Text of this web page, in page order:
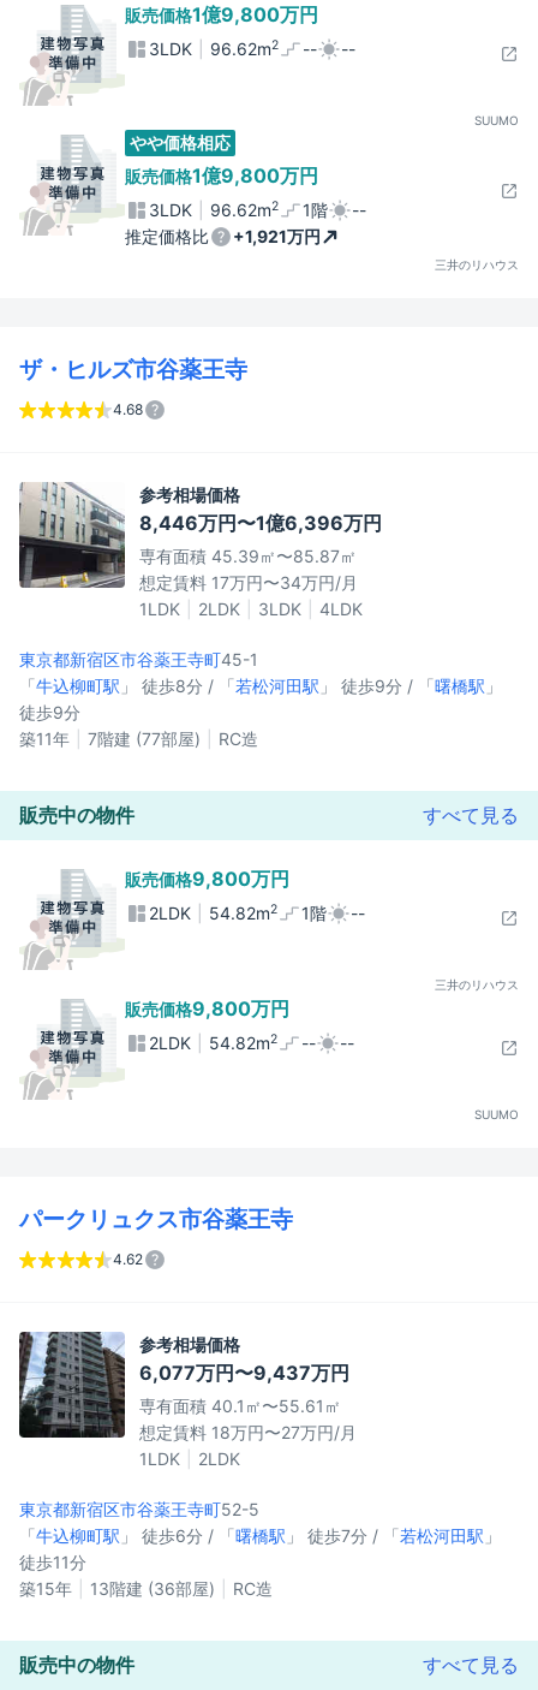
販売価格1億9,800万円
3LDK 96.62m2 -- --
SUUMO
やや価格相応
販売価格1億9,800万円
3LDK 96.62m2 1階
--
推定価格比
+1,921万円
三井のリハウス
ザ・ヒルズ市谷薬王寺
4.68
参考相場価格
8,446万円〜1億6,396万円
専有面積 45.39㎡〜85.87㎡
想定賃料 17万円〜34万円/月
1LDK
2LDK 3LDK 4LDK
東京都新宿区市谷薬王寺町45-1
「牛込柳町駅 」 徒歩8分 / 「若松河田駅 」 徒歩9分 / 「曙橋駅 」
徒歩9分
築11年
7階建 (77部屋) RC造
販売中の物件 すべて見る
販売価格9,800万円
2LDK 54.82m2 1階 --
三井のリハウス
販売価格9,800万円
2LDK 54.82m2 -- --
SUUMO
パークリュクス市谷薬王寺
4.62
参考相場価格
6,077万円〜9,437万円
専有面積 40.1㎡〜55.61㎡
想定賃料 18万円〜27万円/月
1LDK
2LDK
東京都新宿区市谷薬王寺町52-5
「牛込柳町駅 」 徒歩6分 / 「曙橋駅 」 徒歩7分 / 「若松河田駅 」
徒歩11分
築15年
13階建 (36部屋) RC造
販売中の物件 すべて見る